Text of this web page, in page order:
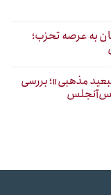
به عرصه تحزب؛
مذهبی»؛ بررسی
لس‌آنجلس